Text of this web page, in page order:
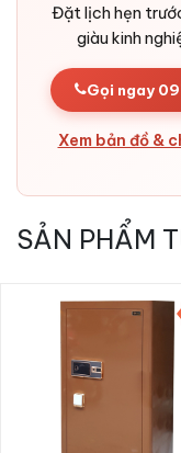
Ưu điểm Két
Bảo mật 5 lớp:
thức.
Mật mã ảo
Nhập khẩu chính
đầy đủ.
Bảo hành 36
Phụ kiện
Bofa BJ-
Đặt lịch hẹn
giàu kinh
Gọi ngay
Xem bản đồ &
SẢN PHẨM